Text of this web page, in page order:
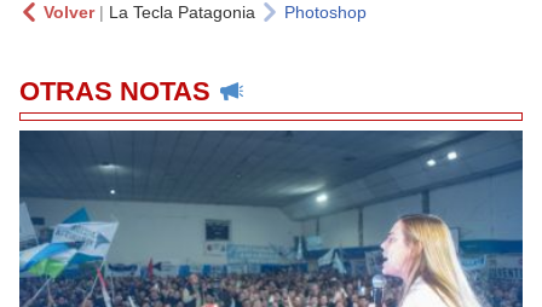
Volver| La Tecla Patagonia Photoshop
OTRAS NOTAS